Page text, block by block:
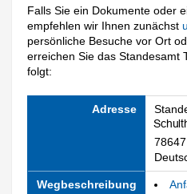
Falls Sie ein Dokumente oder
empfehlen wir Ihnen zunächst
persönliche Besuche vor Ort
erreichen Sie das Standesamt
folgt:
Adresse
Wegbeschreibung